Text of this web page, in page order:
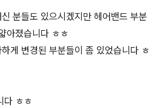
분들도 있으시겠지만 헤어밴드 부분
아졌습니다 ㅎㅎ
게 변경된 부분들이 좀 있었습니다 ㅎ
다 ㅎㅎ